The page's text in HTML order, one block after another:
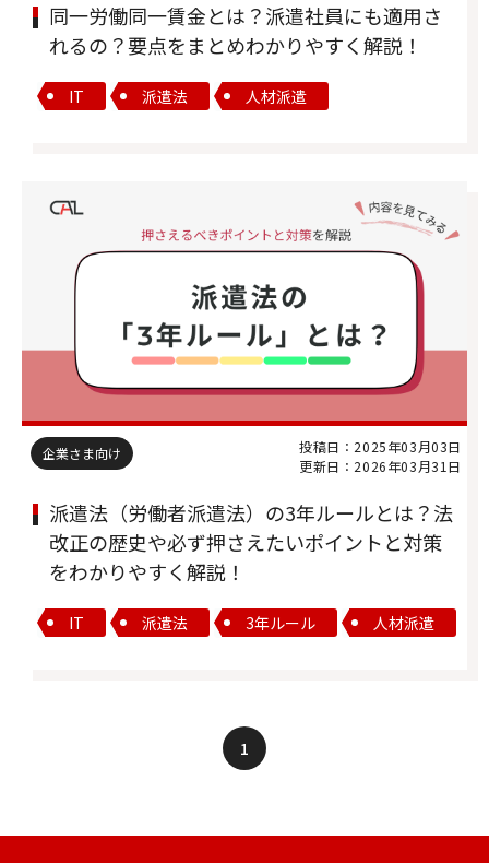
同一労働同一賃金とは？派遣社員にも適用さ
れるの？要点をまとめわかりやすく解説！
IT 派遣法 人材派遣
企業さま向け
投稿日：2025年03月03日
更新日：2026年03月31日
派遣法（労働者派遣法）の3年ルールとは？法
改正の歴史や必ず押さえたいポイントと対策
をわかりやすく解説！
IT 派遣法 3年ルール 人材派遣
1